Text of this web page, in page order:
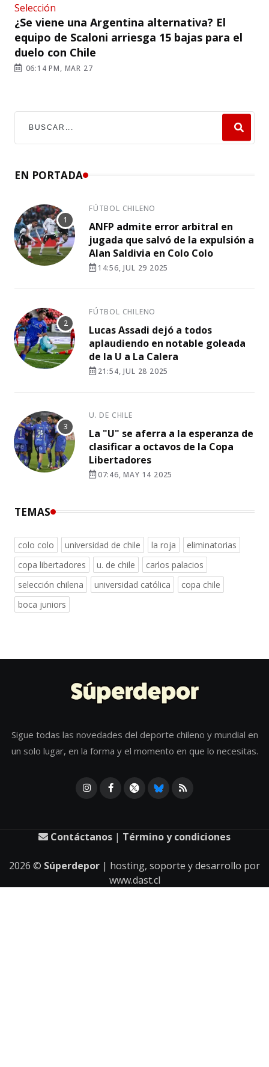
Selección
¿Se viene una Argentina alternativa? El
equipo de Scaloni arriesga 15 bajas para el
duelo con Chile
06:14 PM, MAR 27
EN PORTADA
FÚTBOL CHILENO
ANFP admite error arbitral en
jugada que salvó de la expulsión a
Alan Saldivia en Colo Colo
14:56, JUL 29 2025
FÚTBOL CHILENO
Lucas Assadi dejó a todos
aplaudiendo en notable goleada
de la U a La Calera
21:54, JUL 28 2025
U. DE CHILE
La "U" se aferra a la esperanza de
clasificar a octavos de la Copa
Libertadores
07:46, MAY 14 2025
TEMAS
colo colo universidad de chile la roja
eliminatorias
copa libertadores
u. de chile
carlos palacios
selección chilena
universidad católica
copa chile
boca juniors
Sigue todas las novedades del deporte chileno y mundial en
un solo lugar, en la forma y el momento en que lo necesitas.
Contáctanos | Término y condiciones
2026 © Súperdepor | hosting, soporte y desarrollo por
www.dast.cl